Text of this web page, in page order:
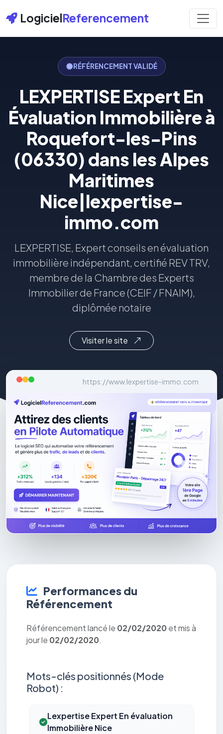
LogicielReferencement
RÉFÉRENCEMENT VALIDÉ
LEXPERTISE Expert En
Évaluation Immobilière à
Roquefort-les-Pins
(06330) dans les Alpes
Maritimes
Nice|lexpertise-
immo.com
LEXPERTISE, Expert conseils en évaluation
immobilière indépendant, certifié REV TRV,
membre de la Chambre des Experts
Immobilier de France (CEIF / FNAIM),
diplômée notaire
Visiter le site
https://www.lexpertise-immo.com
Performances du
Référencement
Référencement lancé le 02/02/2020 et mis à
jour le 02/02/2020.
Mots-clés positionnés (Mode
Robot) :
Lexpertise Expert En évaluation
Immobilière Nice